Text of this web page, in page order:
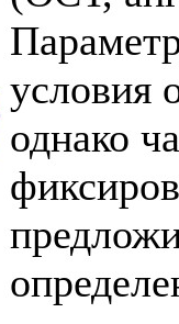
условия
однако